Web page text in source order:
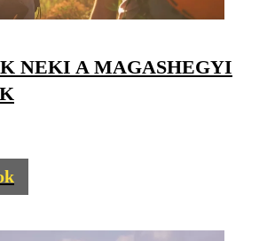
NEKI A MAGASHEGYI